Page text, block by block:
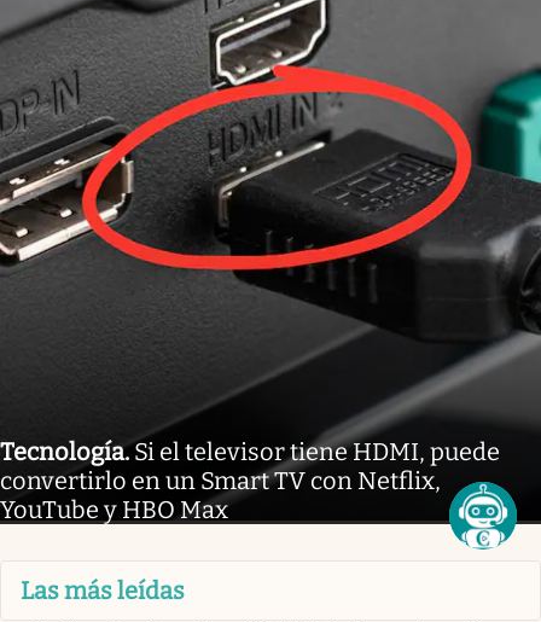
Tecnología.Si el televisor tiene HDMI, puede
convertirlo en un Smart TV con Netflix,
YouTube y HBO Max
Las más leídas